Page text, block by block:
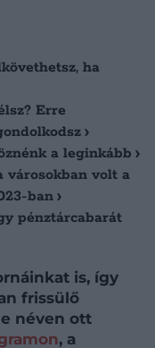
ha
Erre
a leginkább
városokban volt a
ban
pénztárcabarát
is, így
frissülő
néven ott
, a